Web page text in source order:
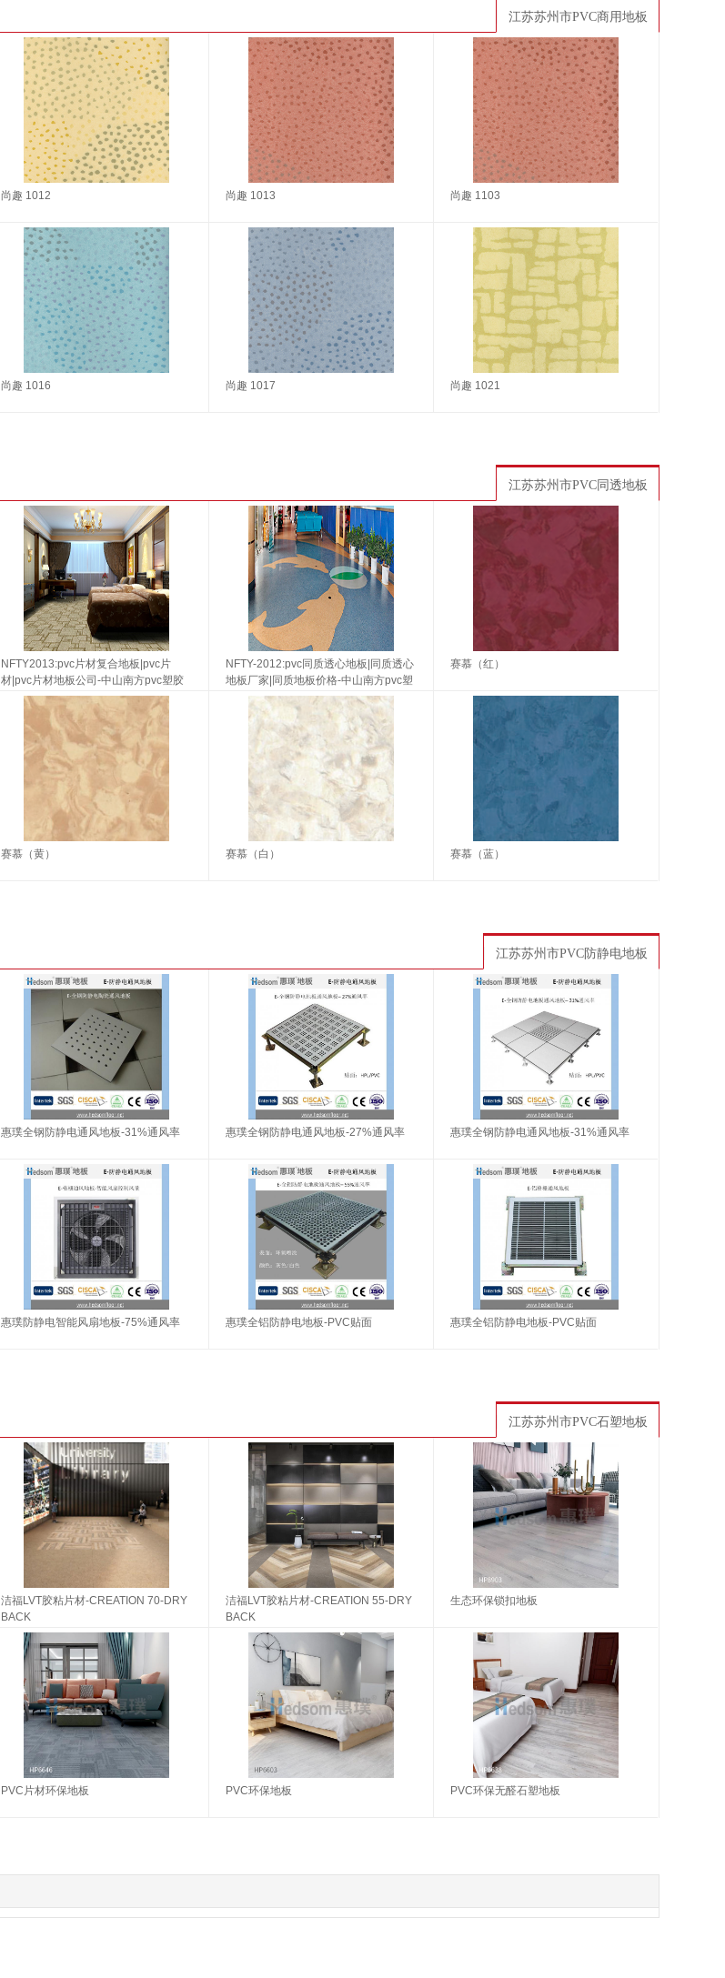
江苏苏州市PVC商用地板
尚趣 1012 尚趣 1013 尚趣 1103
尚趣 1016 尚趣 1017 尚趣 1021
江苏苏州市PVC同透地板
NFTY2013:pvc片材复合地板|pvc片
材|pvc片材地板公司-中山南方pvc塑胶
NFTY-2012:pvc同质透心地板|同质透心
地板厂家|同质地板价格-中山南方pvc塑
胶地板
赛慕（红）
赛慕（黄） 赛慕（白） 赛慕（蓝）
江苏苏州市PVC防静电地板
惠璞全钢防静电通风地板-31%通风率 惠璞全钢防静电通风地板-27%通风率 惠璞全钢防静电通风地板-31%通风率
惠璞防静电智能风扇地板-75%通风率 惠璞全铝防静电地板-PVC贴面 惠璞全铝防静电地板-PVC贴面
江苏苏州市PVC石塑地板
洁福LVT胶粘片材-CREATION 70-DRY
BACK
洁福LVT胶粘片材-CREATION 55-DRY
BACK
生态环保锁扣地板
PVC片材环保地板 PVC环保地板 PVC环保无醛石塑地板